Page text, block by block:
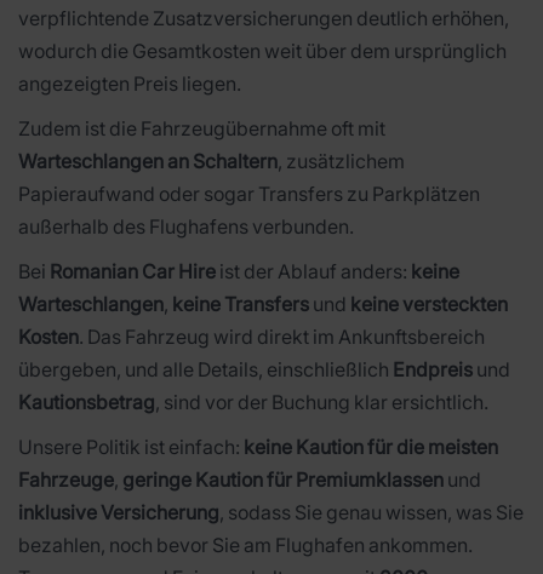
verpflichtende Zusatzversicherungen deutlich erhöhen,
wodurch die Gesamtkosten weit über dem ursprünglich
angezeigten Preis liegen.
Zudem ist die Fahrzeugübernahme oft mit
Warteschlangen an Schaltern, zusätzlichem
Papieraufwand oder sogar Transfers zu Parkplätzen
außerhalb des Flughafens verbunden.
Bei Romanian Car Hire ist der Ablauf anders: keine
Warteschlangen, keine Transfers und keine versteckten
Kosten. Das Fahrzeug wird direkt im Ankunftsbereich
übergeben, und alle Details, einschließlich Endpreis und
Kautionsbetrag, sind vor der Buchung klar ersichtlich.
Unsere Politik ist einfach: keine Kaution für die meisten
Fahrzeuge, geringe Kaution für Premiumklassen und
inklusive Versicherung, sodass Sie genau wissen, was Sie
bezahlen, noch bevor Sie am Flughafen ankommen.